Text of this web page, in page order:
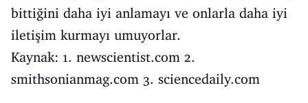
bittiğini daha iyi anlamayı ve onlarla daha iyi
iletişim kurmayı umuyorlar.
Kaynak: 1. newscientist.com 2.
smithsonianmag.com 3. sciencedaily.com